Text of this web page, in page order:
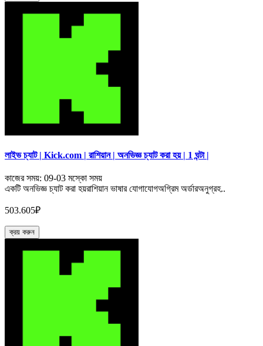
লাইভ চ্যাট | Kick.com | রাশিয়ান | অনভিজ্ঞ চ্যাট করা হয় | 1 ঘন্টা |
কাজের সময়: 09-03 মস্কো সময়
একটি অনভিজ্ঞ চ্যাট করা হয়রাশিয়ান ভাষার যোগাযোগঅগ্রিম অর্ডারঅনুগ্রহ..
503.605₽
ক্রয় করুন